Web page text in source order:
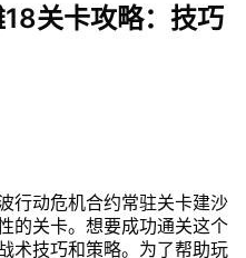
18关卡攻略：技巧
行动危机合约常驻关卡建沙
的关卡。想要成功通关这个
术技巧和策略。为了帮助玩